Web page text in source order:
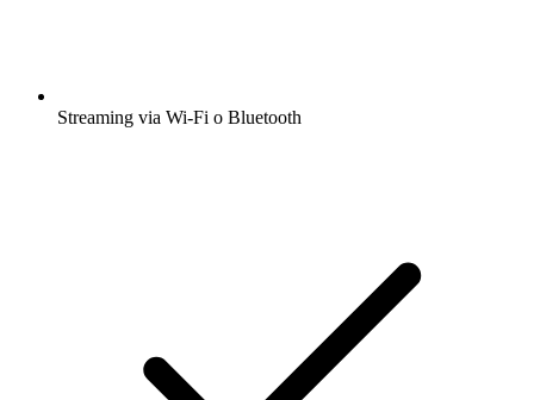
Streaming via Wi-Fi o Bluetooth